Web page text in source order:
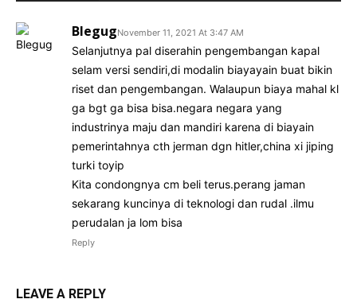
BlegugNovember 11, 2021 At 3:47 AM
Selanjutnya pal diserahin pengembangan kapal
selam versi sendiri,di modalin biayayain buat bikin
riset dan pengembangan. Walaupun biaya mahal kl
ga bgt ga bisa bisa.negara negara yang
industrinya maju dan mandiri karena di biayain
pemerintahnya cth jerman dgn hitler,china xi jiping
turki toyip
Kita condongnya cm beli terus.perang jaman
sekarang kuncinya di teknologi dan rudal .ilmu
perudalan ja lom bisa
Reply
LEAVE A REPLY